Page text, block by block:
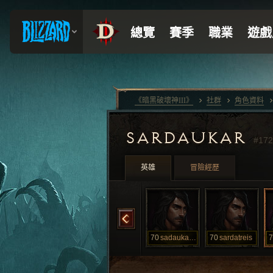
SARDAUKAR
英雄 冒險經歷
70 quintobis 70 sadaukardois 70sardatreis
《暗黑破壞神III》 社群 角色資料